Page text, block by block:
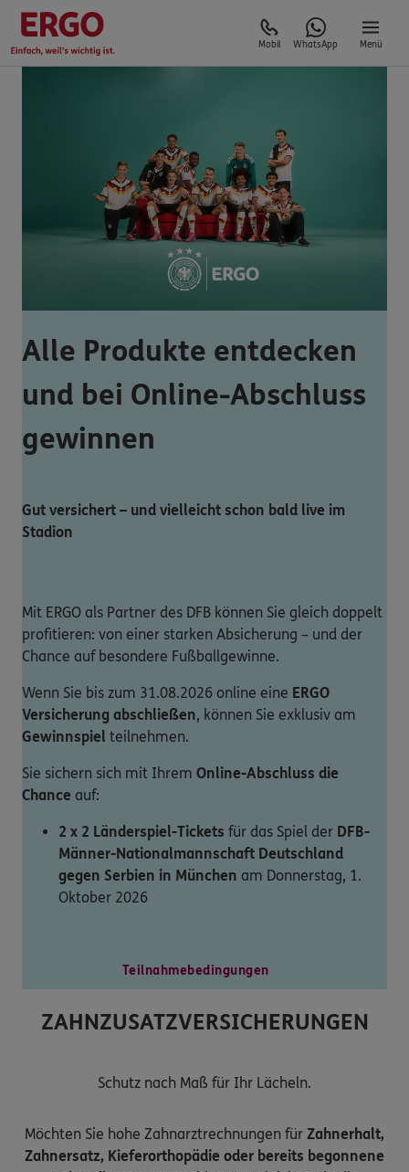
Mobil WhatsApp Menü
Alle Produkte entdecken
und bei Online-Abschluss
gewinnen
Gut versichert – und vielleicht schon bald live im
Stadion
Mit ERGO als Partner des DFB können Sie gleich doppelt
profitieren: von einer starken Absicherung – und der
Chance auf besondere Fußballgewinne.
Wenn Sie bis zum 31.08.2026 online eine ERGO
Versicherung abschließen, können Sie exklusiv am
Gewinnspiel teilnehmen.
Sie sichern sich mit Ihrem Online-Abschluss die
Chance auf:
2 x 2 Länderspiel-Tickets für das Spiel der DFB-
Männer-Nationalmannschaft Deutschland
gegen Serbien in München am Donnerstag, 1.
Oktober 2026
Teilnahmebedingungen
ZAHNZUSATZVERSICHERUNGEN
Schutz nach Maß für Ihr Lächeln.
Möchten Sie hohe Zahnarztrechnungen für Zahnerhalt,
Zahnersatz, Kieferorthopädie oder bereits begonnene